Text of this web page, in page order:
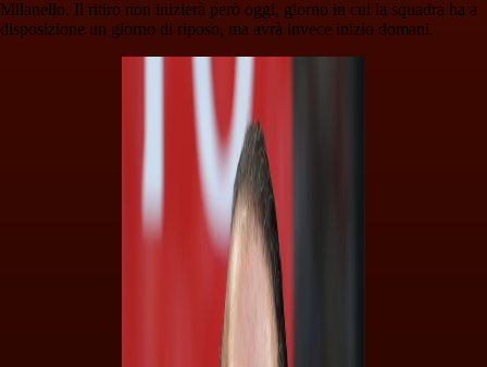
Milanello. Il ritiro non inizierà però oggi, giorno in cui la squadra ha a
disposizione un giorno di riposo, ma avrà invece inizio domani.